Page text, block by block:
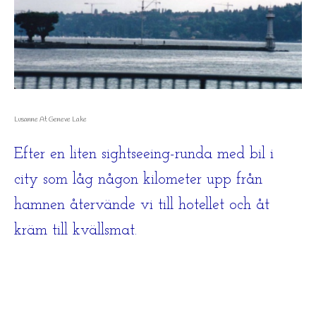
Lusanne At Geneve Lake
Efter en liten sightseeing-runda med bil i
city som låg någon kilometer upp från
hamnen återvände vi till hotellet och åt
kräm till kvällsmat.